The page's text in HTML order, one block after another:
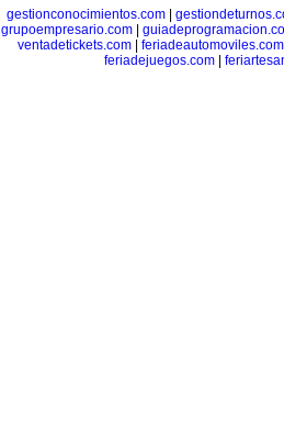
gestionconocimientos.com
grupoempresario.com|
ventadetickets.com| feriadeautomoviles.com
feriadejuegos.com